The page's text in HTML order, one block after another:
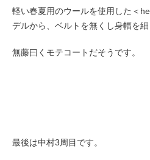
軽い春夏用のウールを使用した＜
デルから、ベルトを無くし身幅を細
無藤曰くモテコートだそうです。
最後は中村3周目です。